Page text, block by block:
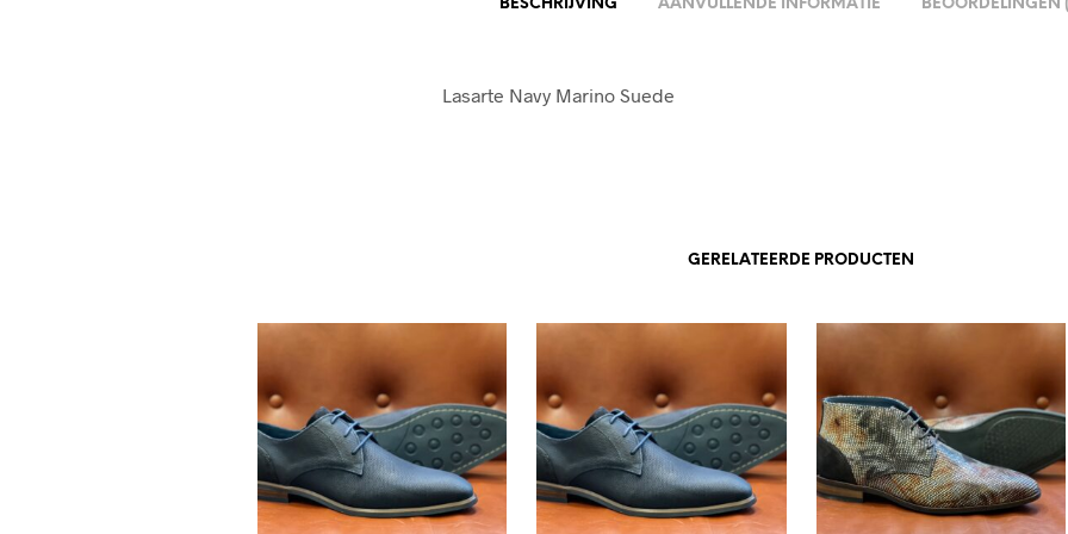
BESCHRIJVING AANVULLENDE INFORMATIE BEOORDELINGEN
Lasarte Navy Marino Suede
GERELATEERDE PRODUCTEN